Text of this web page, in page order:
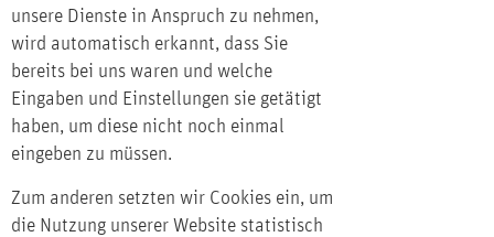
unsere Dienste in Anspruch zu nehmen,
wird automatisch erkannt, dass Sie
bereits bei uns waren und welche
Eingaben und Einstellungen sie getätigt
haben, um diese nicht noch einmal
eingeben zu müssen.
Zum anderen setzten wir Cookies ein, um
die Nutzung unserer Website statistisch